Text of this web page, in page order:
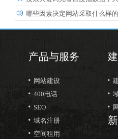
 哪些因素决定网站采取什么样
产品与服务
 网站建设
 400电话
 SEO
 域名注册
 空间租用


